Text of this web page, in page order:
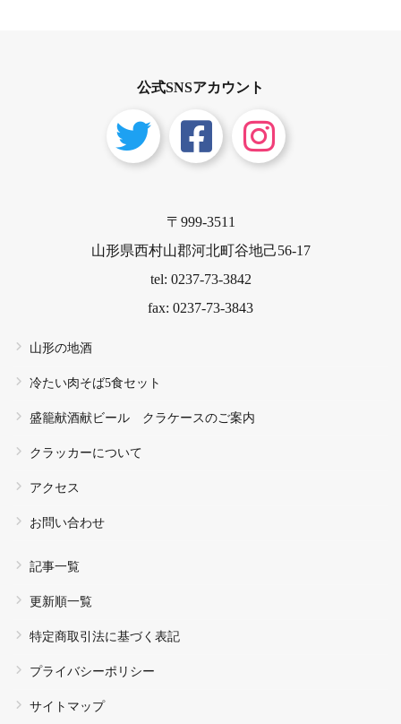
公式SNSアカウント
〒999-3511
山形県西村山郡河北町谷地己56-17
tel: 0237-73-3842
fax: 0237-73-3843
山形の地酒
冷たい肉そば5食セット
盛籠献酒献ビール クラケースのご案内
クラッカーについて
アクセス
お問い合わせ
記事一覧
更新順一覧
特定商取引法に基づく表記
プライバシーポリシー
サイトマップ